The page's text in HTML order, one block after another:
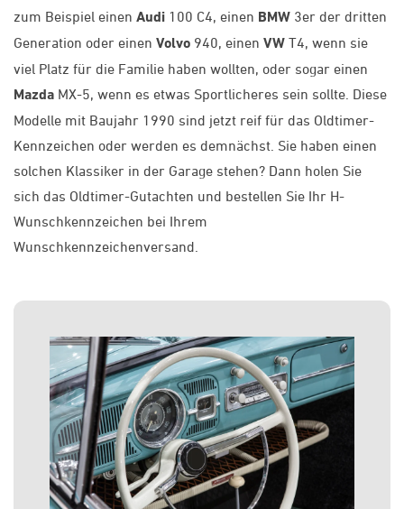
zum Beispiel einen Audi 100 C4, einen BMW 3er der dritten
Generation oder einen Volvo 940, einen VW T4, wenn sie
viel Platz für die Familie haben wollten, oder sogar einen
Mazda MX-5, wenn es etwas Sportlicheres sein sollte. Diese
Modelle mit Baujahr 1990 sind jetzt reif für das Oldtimer-
Kennzeichen oder werden es demnächst. Sie haben einen
solchen Klassiker in der Garage stehen? Dann holen Sie
sich das Oldtimer-Gutachten und bestellen Sie Ihr H-
Wunschkennzeichen bei Ihrem
Wunschkennzeichenversand.